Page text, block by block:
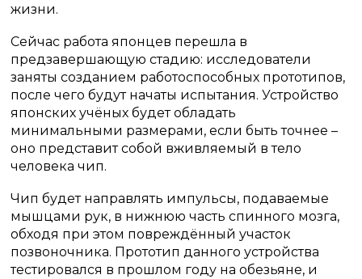
жизни.
Сейчас работа японцев перешла в
предзавершающую стадию: исследователи
заняты созданием работоспособных прототипов,
после чего будут начаты испытания. Устройство
японских учёных будет обладать
минимальными размерами, если быть точнее –
оно представит собой вживляемый в тело
человека чип.
Чип будет направлять импульсы, подаваемые
мышцами рук, в нижнюю часть спинного мозга,
обходя при этом повреждённый участок
позвоночника. Прототип данного устройства
тестировался в прошлом году на обезьяне, и